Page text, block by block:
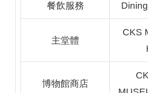
餐飲服務
主堂體
CKS
博物館商店